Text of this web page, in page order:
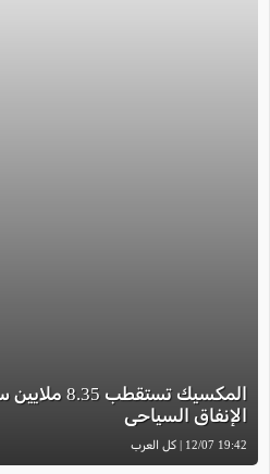
المكسيك
الإنفاق السياحي
19:42 12/07 | كل العرب